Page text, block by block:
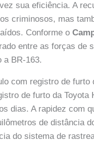
sua eficiência. A
criminosos, mas
Conforme o
entre as forças de
a BR-163.
com registro de furto
de furto da
dias. A rapidez com
de distância
do sistema de